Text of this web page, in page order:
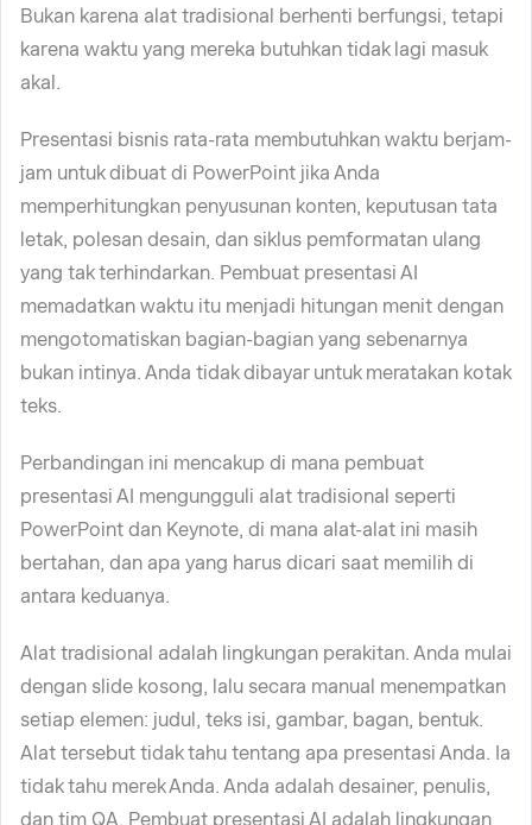
Bukan karena alat tradisional berhenti berfungsi, tetapi
karena waktu yang mereka butuhkan tidak lagi masuk
akal.
Presentasi bisnis rata-rata membutuhkan waktu berjam-
jam untuk dibuat di PowerPoint jika Anda
memperhitungkan penyusunan konten, keputusan tata
letak, polesan desain, dan siklus pemformatan ulang
yang tak terhindarkan. Pembuat presentasi AI
memadatkan waktu itu menjadi hitungan menit dengan
mengotomatiskan bagian-bagian yang sebenarnya
bukan intinya. Anda tidak dibayar untuk meratakan kotak
teks.
Perbandingan ini mencakup di mana pembuat
presentasi AI mengungguli alat tradisional seperti
PowerPoint dan Keynote, di mana alat-alat ini masih
bertahan, dan apa yang harus dicari saat memilih di
antara keduanya.
Alat tradisional adalah lingkungan perakitan. Anda mulai
dengan slide kosong, lalu secara manual menempatkan
setiap elemen: judul, teks isi, gambar, bagan, bentuk.
Alat tersebut tidak tahu tentang apa presentasi Anda. Ia
tidak tahu merek Anda. Anda adalah desainer, penulis,
dan tim QA. Pembuat presentasi AI adalah lingkungan